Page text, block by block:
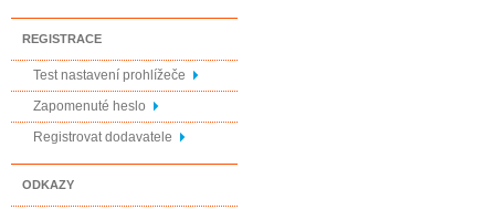
REGISTRACE
Test nastavení prohlížeče
Zapomenuté heslo
Registrovat dodavatele
ODKAZY